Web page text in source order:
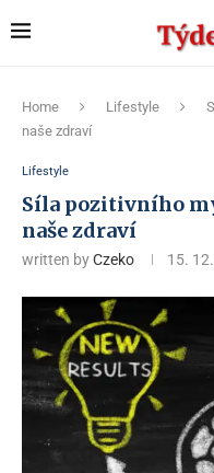
Home Lifestyle
naše zdraví
Lifestyle
Síla pozitivního
naše zdraví
written byCzeko 15.